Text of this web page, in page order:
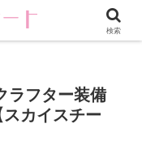
ラフター装備
カイスチー
検索